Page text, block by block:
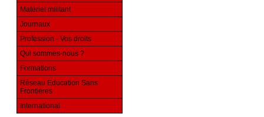
Matériel militant
Journaux
Profession - Vos droits
Qui sommes-nous ?
Formations
Réseau Education Sans
Frontières
International